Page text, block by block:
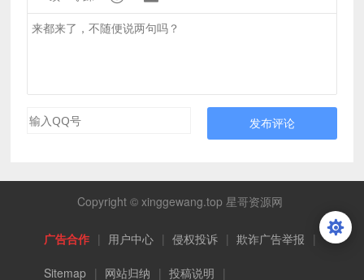
发布评论
Copyright © xinggewang.top 星哥资源网
广告合作 | 用户中心 | 侵权投诉 | 欺诈广告举报 |
Sitemap | 网站归纳 | 投稿说明 |